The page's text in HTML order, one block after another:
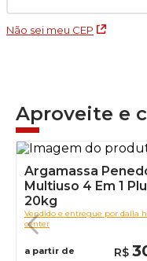
Não sei meu CEP
Aproveite e
Argamassa
Multiuso 4 Em 1
20kg
Vendido e entregue por dalla
center
a partir de